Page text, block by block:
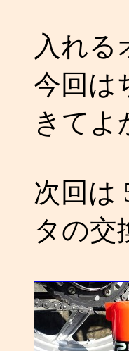
入れ
今回は
きてよ
次回は
タの交